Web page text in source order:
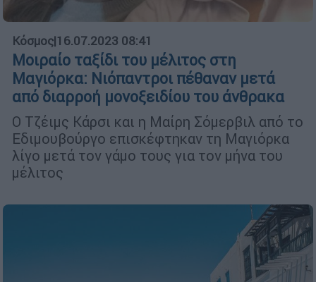
Κόσμος|16.07.2023 08:41
Μοιραίο ταξίδι του μέλιτος στη
Μαγιόρκα: Νιόπαντροι πέθαναν μετά
από διαρροή μονοξειδίου του άνθρακα
Ο Τζέιμς Κάρσι και η Μαίρη Σόμερβιλ από το
Εδιμουβούργο επισκέφτηκαν τη Μαγιόρκα
λίγο μετά τον γάμο τους για τον μήνα του
μέλιτος